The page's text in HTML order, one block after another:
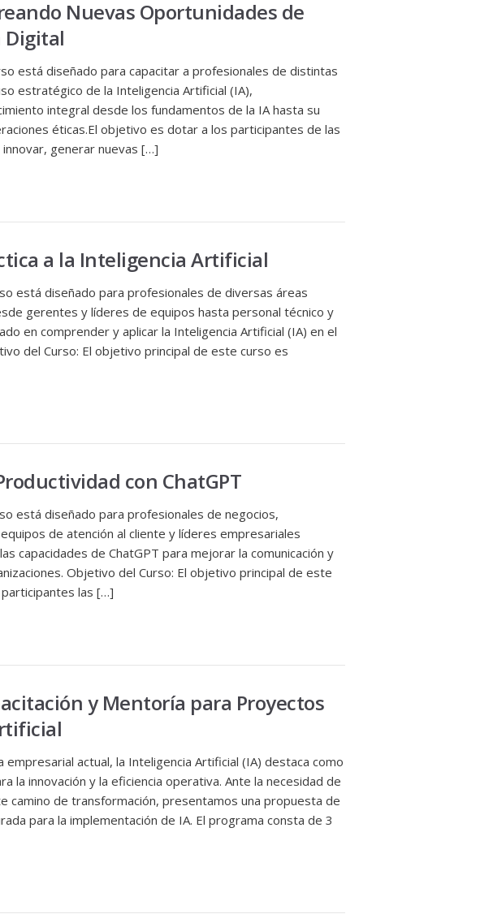
Nuevas Oportunidades de
Digital
está diseñado para capacitar a profesionales de distintas
estratégico de la Inteligencia Artificial (IA),
integral desde los fundamentos de la IA hasta su
éticas.El objetivo es dotar a los participantes de las
generar nuevas […]
a la Inteligencia Artificial
está diseñado para profesionales de diversas áreas
gerentes y líderes de equipos hasta personal técnico y
en comprender y aplicar la Inteligencia Artificial (IA) en el
del Curso: El objetivo principal de este curso es
con ChatGPT
está diseñado para profesionales de negocios,
de atención al cliente y líderes empresariales
capacidades de ChatGPT para mejorar la comunicación y
Objetivo del Curso: El objetivo principal de este
las […]
y Mentoría para Proyectos
empresarial actual, la Inteligencia Artificial (IA) destaca como
la innovación y la eficiencia operativa. Ante la necesidad de
camino de transformación, presentamos una propuesta de
para la implementación de IA. El programa consta de 3